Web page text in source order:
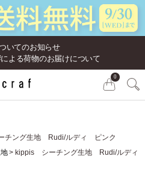
いてのお知らせ
よる荷物のお届けについて
0
チング生地 Rudi/ルディ ピンク
kippis シーチング生地 Rudi/ルディ